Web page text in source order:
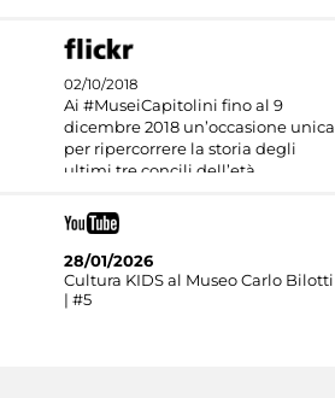
02/10/2018
Ai #MuseiCapitolini fino al 9
dicembre 2018 un’occasione unica
per ripercorrere la storia degli
ultimi tre concili dell’età
28/01/2026
Cultura KIDS al Museo Carlo Bilotti
| #5